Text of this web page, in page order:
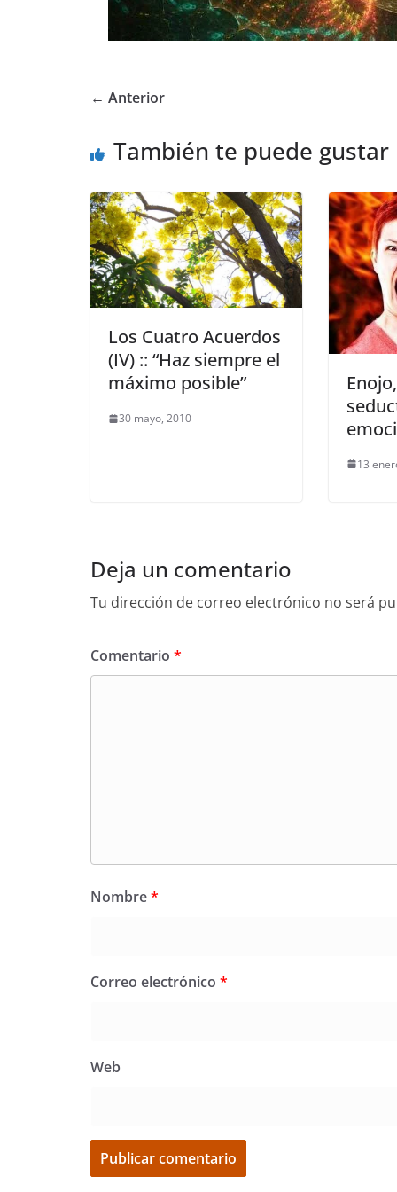
← Anterior
También te puede gustar
Los Cuatro Acuerdos
(IV) :: “Haz siempre el
máximo posible”
30 mayo, 2010
13
Deja un comentario
Tu dirección de correo electrónico no será
Comentario *
Nombre*
Correo electrónico *
Web